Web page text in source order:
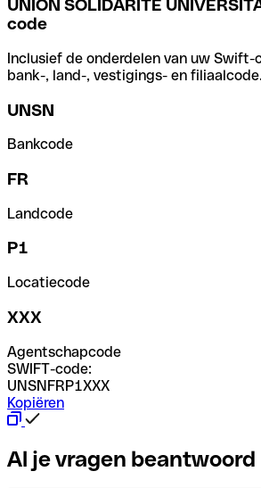
UNION SOLIDARITE
code
Inclusief de onderdelen van uw Swift-
bank-, land-, vestigings- en filiaalcode.
UNSN
Bankcode
FR
Landcode
P1
Locatiecode
XXX
Agentschapcode
SWIFT-code:
UNSNFRP1XXX
Kopiëren
Al je vragen beantwoord